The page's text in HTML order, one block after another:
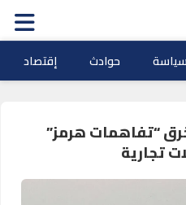
سياسة حوادث إقتصاد
“تفاهمات هرمز”
تجارية